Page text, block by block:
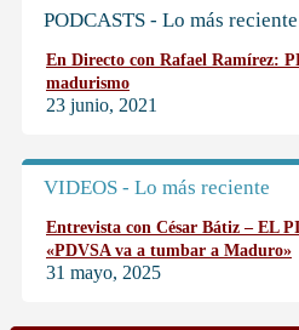
PODCASTS - Lo más reciente
En Directo con Rafael Ramírez:
madurismo
23 junio, 2021
VIDEOS - Lo más reciente
Entrevista con César Bátiz – EL
«PDVSA va a tumbar a Maduro»
31 mayo, 2025